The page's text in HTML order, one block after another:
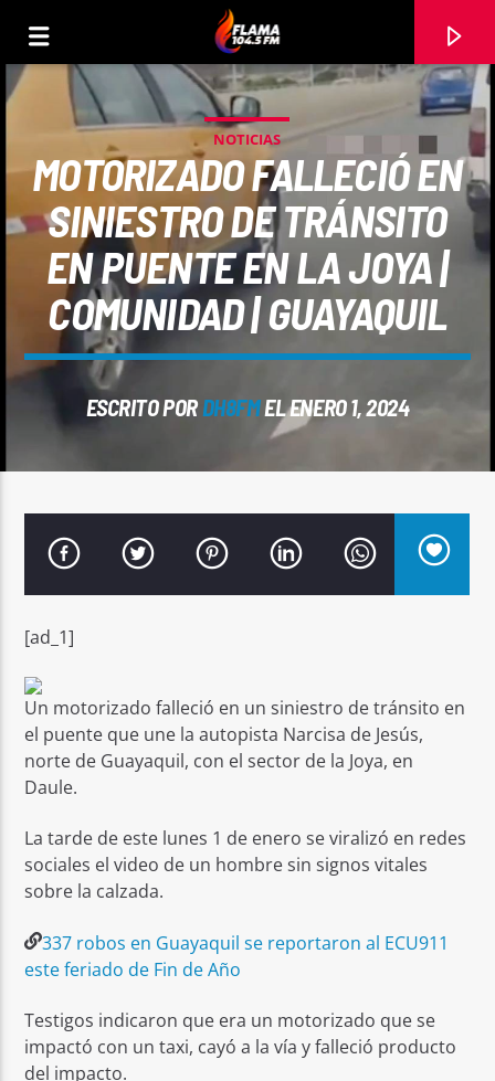
CANCIÓN ACTUAL
ARTISTA
Señal FM
NOTICIAS
MOTORIZADO FALLECIÓ EN
SINIESTRO DE TRÁNSITO
EN PUENTE EN LA JOYA |
COMUNIDAD | GUAYAQUIL
ESCRITO POR DH8FMEL ENERO 1, 2024
[ad_1]
Un motorizado falleció en un siniestro de tránsito en
el puente que une la autopista Narcisa de Jesús,
norte de Guayaquil, con el sector de la Joya, en
Daule.
La tarde de este lunes 1 de enero se viralizó en redes
sociales el video de un hombre sin signos vitales
sobre la calzada.
337 robos en Guayaquil se reportaron al ECU911
este feriado de Fin de Año
Testigos indicaron que era un motorizado que se
impactó con un taxi, cayó a la vía y falleció producto
del impacto.